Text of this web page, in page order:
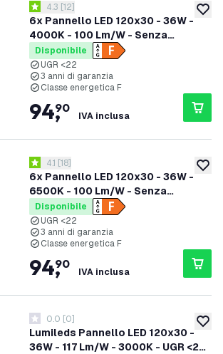
6x Pannello LED 120x30 - 36W -
4000K - 100 Lm/W - Senza
sfarfallio - UGR <22 - 3 anni di
garanzia
apri il cassetto delle recensioni
4.3 stelle di valutazione
4.3 [12]
Disponibile
UGR <22
3 anni di garanzia
Classe energetica F
94,
90
IVA inclusa
6x Pannello LED 120x30 - 36W -
6500K - 100 Lm/W - Senza
sfarfallio - UGR <22 - 3 anni di
garanzia
apri il cassetto delle recensioni
4.1 stelle di valutazione
4.1 [18]
Disponibile
UGR <22
3 anni di garanzia
Classe energetica F
94,
90
IVA inclusa
Lumileds Pannello LED 120x30 -
36W - 117 Lm/W - 3000K - UGR <22
0 stelle di valutazione
0.0 [0]